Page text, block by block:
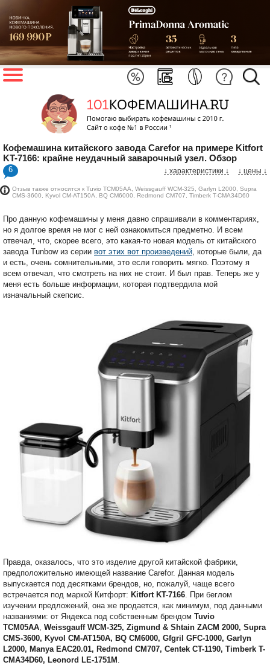
Кофемашина китайского завода Carefor на примере Kitfort
KT-7166: крайне неудачный заварочный узел. Обзор
6 ↓ цены ↓
↓ характеристики ↓
Отзыв также относится к Tuvio TCM05AA, Weissgauff WCM-325, Garlyn L2000, Supra
CMS-3600, Kyvol CM-AT150A, BQ CM6000, Redmond CM707, Timberk T-CMA34D60
Про данную кофемашины у меня давно спрашивали в комментариях,
но я долгое время не мог с ней ознакомиться предметно. И всем
отвечал, что, скорее всего, это какая-то новая модель от китайского
завода Tunbow из серии вот этих вот произведений , которые были, да
и есть, очень сомнительными, это если говорить мягко. Поэтому я
всем отвечал, что смотреть на них не стоит. И был прав. Теперь же у
меня есть больше информации, которая подтвердила мой
изначальный скепсис.
Правда, оказалось, что это изделие другой китайской фабрики,
предположительно имеющей название Carefor. Данная модель
выпускается под десятками брендов, но, пожалуй, чаще всего
встречается под маркой Китфорт: Kitfort KT-7166 . При беглом
изучении предложений, она же продается, как минимум, под данными
названиями: от Яндекса под собственным брендом Tuvio
TCM05AA Weissgauff WCM-325, Zigmund & Shtain ZACM 2000, Supra
CMS-3600, Kyvol CM-AT150A, BQ CM6000, Gfgril GFC-1000, Garlyn
L2000, Manya EAC20.01, Redmond CM707, Centek CT-1190, Timberk T-
CMA34D60, Leonord LE-1751M